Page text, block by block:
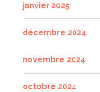
janvier 2025
décembre 2024
novembre 2024
octobre 2024